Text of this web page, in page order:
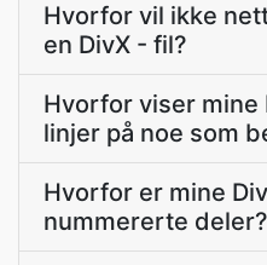
Hvorfor vil ikke
en DivX - fil?
Hvorfor viser mine
linjer på noe som
Hvorfor er mine
nummererte deler?